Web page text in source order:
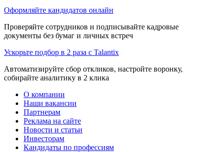
Оформляйте кандидатов онлайн
Проверяйте сотрудников и подписывайте кадровые
документы без бумаг и личных встреч
Ускорьте подбор в 2 раза с Talantix
Автоматизируйте сбор откликов, настройте воронку,
собирайте аналитику в 2 клика
О компании
Наши вакансии
Партнерам
Реклама на сайте
Новости и статьи
Инвесторам
Кандидаты по профессиям